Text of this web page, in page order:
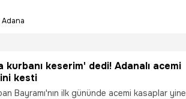
nedeniyle kasap dükkanlarında adeta
lezzetini kaçıracak hatalara karşı kritik
Adana
kurbanı keserim' dedi! Adanalı acemi
kesti
Bayramı'nın ilk gününde acemi kasaplar yine